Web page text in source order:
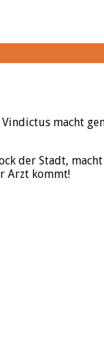
macht
der Stadt,
Arzt kommt!